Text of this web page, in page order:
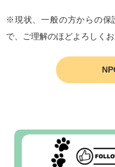
※現状、一般の方からの保
で、ご理解のほどよろしくお